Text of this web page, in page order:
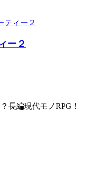
ー２
長編現代モノRPG！